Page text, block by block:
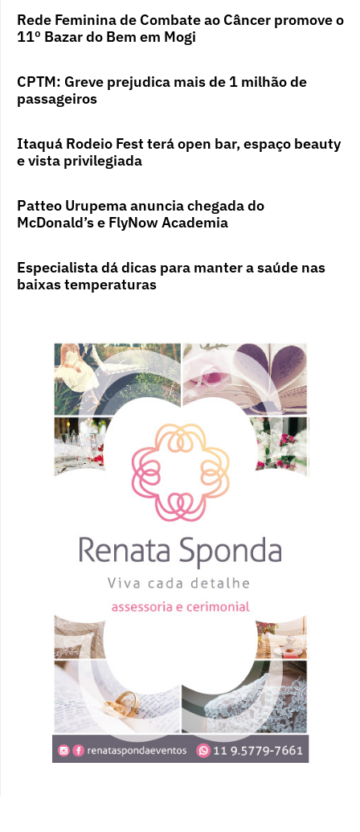
Rede Feminina de Combate ao Câncer promove o
11º Bazar do Bem em Mogi
CPTM: Greve prejudica mais de 1 milhão de
passageiros
Itaquá Rodeio Fest terá open bar, espaço beauty
e vista privilegiada
Patteo Urupema anuncia chegada do
McDonald’s e FlyNow Academia
Especialista dá dicas para manter a saúde nas
baixas temperaturas